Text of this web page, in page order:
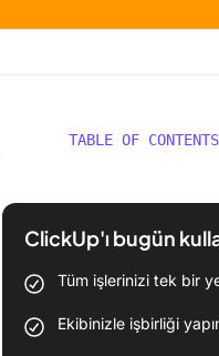
TABLE OF CONTENTS
ClickUp'ı bugün
Tüm işlerinizi tek bir
Ekibinizle işbirliği